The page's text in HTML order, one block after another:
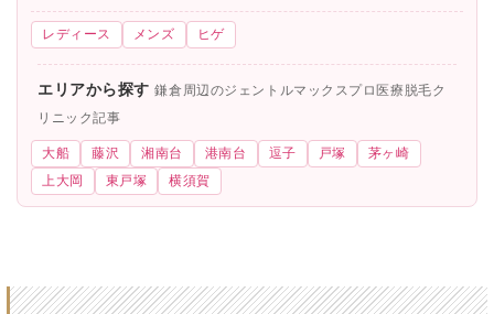
レディース メンズ ヒゲ
エリアから探す鎌倉周辺のジェントルマックスプロ医療脱毛ク
リニック記事
大船 藤沢 湘南台 港南台 逗子 戸塚
茅ヶ崎
上大岡
東戸塚 横須賀